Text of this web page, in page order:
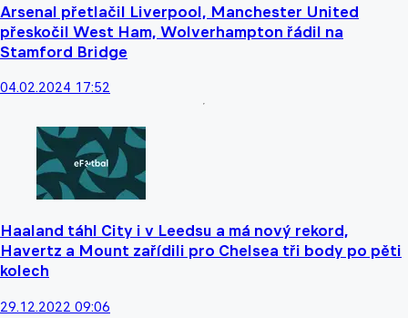
Arsenal přetlačil Liverpool, Manchester United
přeskočil West Ham, Wolverhampton řádil na
Stamford Bridge
04.02.2024 17:52
Haaland táhl City i v Leedsu a má nový rekord,
Havertz a Mount zařídili pro Chelsea tři body po pěti
kolech
29.12.2022 09:06